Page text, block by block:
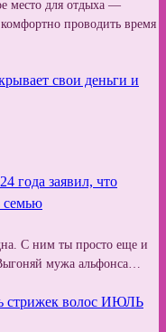
место для отдыха —
проводить время
свои деньги и
года заявил, что
семью
С ним ты просто еще и
мужа альфонса…
стрижек волос ИЮЛЬ